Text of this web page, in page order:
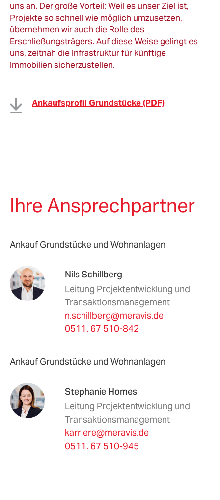
uns an. Der große Vorteil: Weil es unser Ziel ist,
Projekte so schnell wie möglich umzusetzen,
übernehmen wir auch die Rolle des
Erschließungsträgers. Auf diese Weise gelingt es
uns, zeitnah die Infrastruktur für künftige
Immobilien sicherzustellen.
Ankaufsprofil Grundstücke (PDF)
Ihre Ansprechpartner
Ankauf Grundstücke und Wohnanlagen
Nils Schillberg
Leitung Projektentwicklung und
Transaktionsmanagement
n.schillberg@meravis.de
0511. 67 510-842
Ankauf Grundstücke und Wohnanlagen
Stephanie Homes
Leitung Projektentwicklung und
Transaktionsmanagement
karriere@meravis.de
0511. 67 510-945